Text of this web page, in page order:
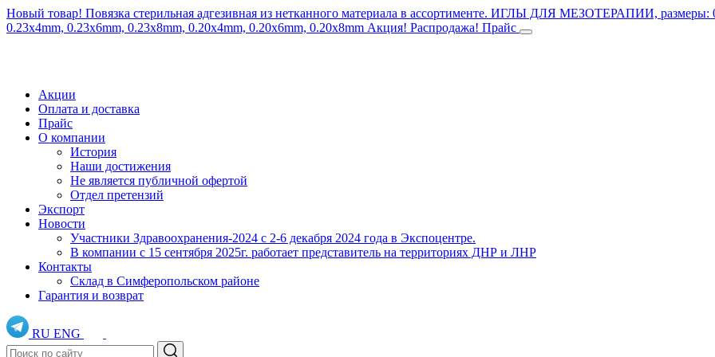
Новый товар! Повязка стерильная адгезивная из нетканного материала в ассортименте. ИГЛЫ ДЛЯ МЕЗОТЕРАПИИ, размеры:
0.23x4mm, 0.23x6mm, 0.23x8mm, 0.20x4mm, 0.20x6mm, 0.20x8mm Акция! Распродажа! Прайс
Акции
Оплата и доставка
Прайс
О компании
История
Наши достижения
Не является публичной офертой
Отдел претензий
Экспорт
Новости
Участники Здравоохранения-2024 с 2-6 декабря 2024 года в Экспоцентре.
В компании с 15 сентября 2025г. работает представитель на территориях ДНР и ЛНР
Контакты
Склад в Симферопольском районе
Гарантия и возврат
RU ENG